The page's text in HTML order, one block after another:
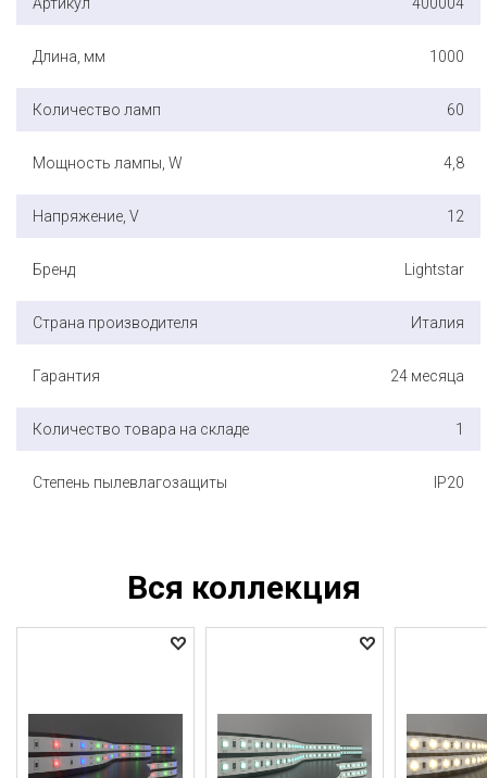
Длина, мм 1000
Количество ламп 60
Мощность лампы, W 4,8
Напряжение, V 12
Бренд Lightstar
Страна производителя Италия
Гарантия 24 месяца
Количество товара на складе 1
Степень пылевлагозащиты IP20
Вся коллекция